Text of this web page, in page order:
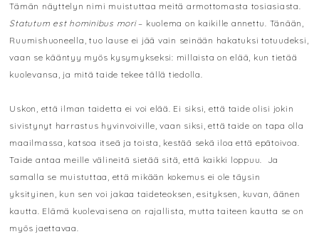
Tämän näyttelyn nimi muistuttaa meitä armottomasta tosiasiasta.
Statutum est hominibus mori– kuolema on kaikille annettu. Tänään,
Ruumishuoneella, tuo lause ei jää vain seinään hakatuksi totuudeksi,
vaan se kääntyy myös kysymykseksi: millaista on elää, kun tietää
kuolevansa, ja mitä taide tekee tällä tiedolla.
Uskon, että ilman taidetta ei voi elää. Ei siksi, että taide olisi jokin
sivistynyt harrastus hyvinvoiville, vaan siksi, että taide on tapa olla
maailmassa, katsoa itseä ja toista, kestää sekä iloa että epätoivoa.
Taide antaa meille välineitä sietää sitä, että kaikki loppuu. Ja
samalla se muistuttaa, että mikään kokemus ei ole täysin
yksityinen, kun sen voi jakaa taideteoksen, esityksen, kuvan, äänen
kautta. Elämä kuolevaisena on rajallista, mutta taiteen kautta se on
myös jaettavaa.